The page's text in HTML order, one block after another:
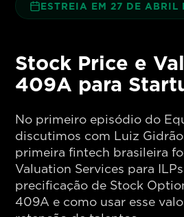
ESTREIA EM 27 DE ABRIL
Stock Price e
409A para
No primeiro episódio do
discutimos com Luiz
primeira fintech brasileira
Valuation Services para
precificação de Stock
409A e como usar esse